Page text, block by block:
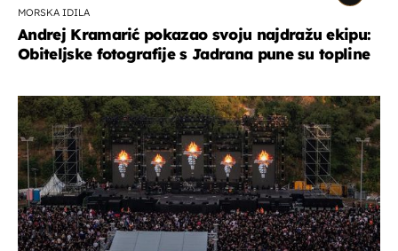
MORSKA IDILA
Andrej Kramarić pokazao svoju najdražu ekipu:
Obiteljske fotografije s Jadrana pune su topline